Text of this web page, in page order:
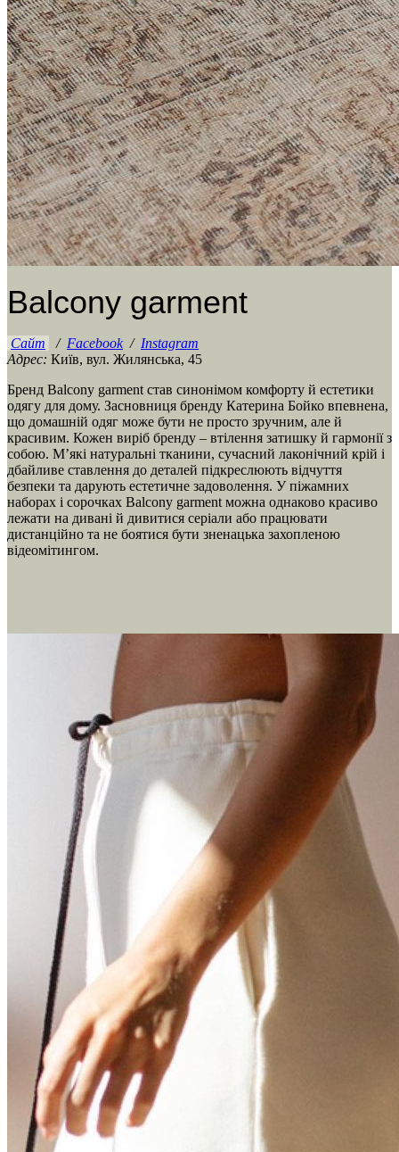
Balcony garment
Сайт / Facebook/ Instagram
Адрес: Київ, вул. Жилянська, 45
Бренд Balcony garment став синонімом комфорту й естетики
одягу для дому. Засновниця бренду Катерина Бойко впевнена,
що домашній одяг може бути не просто зручним, але й
красивим. Кожен виріб бренду – втілення затишку й гармонії з
собою. М’які натуральні тканини, сучасний лаконічний крій і
дбайливе ставлення до деталей підкреслюють відчуття
безпеки та дарують естетичне задоволення. У піжамних
наборах і сорочках Balcony garment можна однаково красиво
лежати на дивані й дивитися серіали або працювати
дистанційно та не боятися бути зненацька захопленою
відеомітингом.